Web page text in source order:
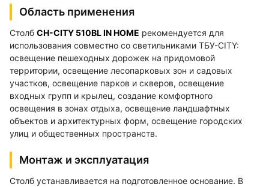
Область применения
Столб СН-CITY 510BL IN HOME рекомендуется для
использования совместно со светильниками ТБУ-CITY:
освещение пешеходных дорожек на придомовой
территории, освещение лесопарковых зон и садовых
участков, освещение парков и скверов, освещение
входных групп и крылец, создание комфортного
освещения в зонах отдыха, освещение ландшафтных
объектов и архитектурных форм, освещение городских
улиц и общественных пространств.
Монтаж и эксплуатация
Столб устанавливается на подготовленное основание. В